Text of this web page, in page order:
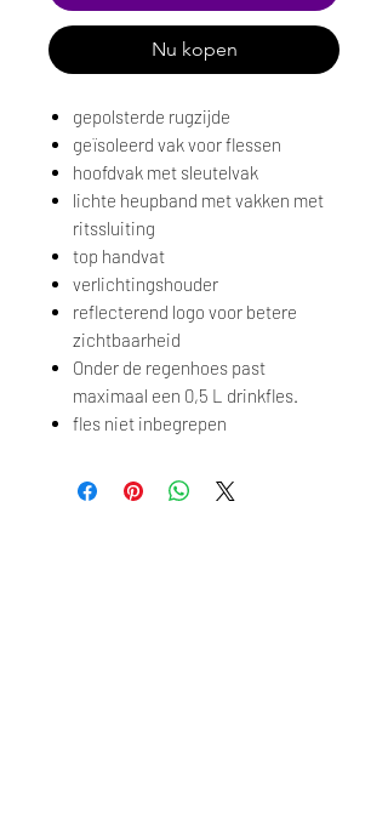
Nu kopen
gepolsterde rugzijde
geïsoleerd vak voor flessen
hoofdvak met sleutelvak
lichte heupband met vakken met
ritssluiting
top handvat
verlichtingshouder
reflecterend logo voor betere
zichtbaarheid
Onder de regenhoes past
maximaal een 0,5 L drinkfles.
fles niet inbegrepen